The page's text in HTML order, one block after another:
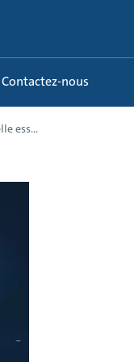
Contactez-nous
ess...